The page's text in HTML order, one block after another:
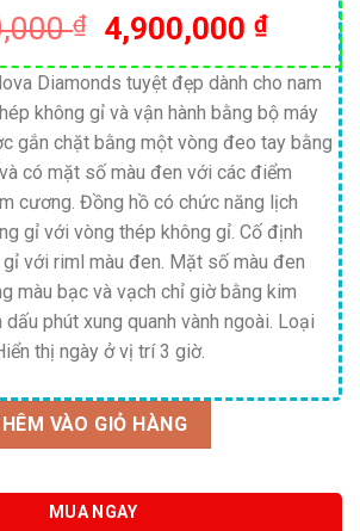
₫
Giá
gốc
là:
6,220,000 ₫.
4,900,000 ₫Giá
hiện
tại
là:
Diamonds tuyệt đẹp dành cho nam
không gỉ và vận hành bằng bộ máy
gắn chặt bằng một vòng đeo tay bằng
có mặt số màu đen với các điểm
cương. Đồng hồ có chức năng lịch
gỉ với vòng thép không gỉ. Cố định
gỉ với riml màu đen. Mặt số màu đen
màu bạc và vạch chỉ giờ bằng kim
phút xung quanh vành ngoài. Loại
thị ngày ở vị trí 3 giờ.
VÀO GIỎ HÀNG
MUA NGAY